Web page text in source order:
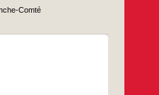
Comté
12hAu village des
solidairesEsplanade
de Pierre